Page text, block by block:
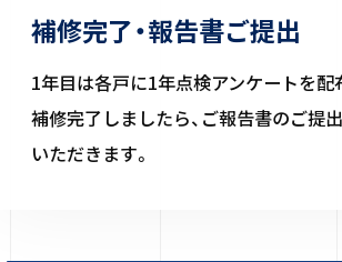
補修完了・報告書ご提出
1年目は各戸に1年点検アンケートを配
補修完了しましたら、ご報告書のご提
いただきます。